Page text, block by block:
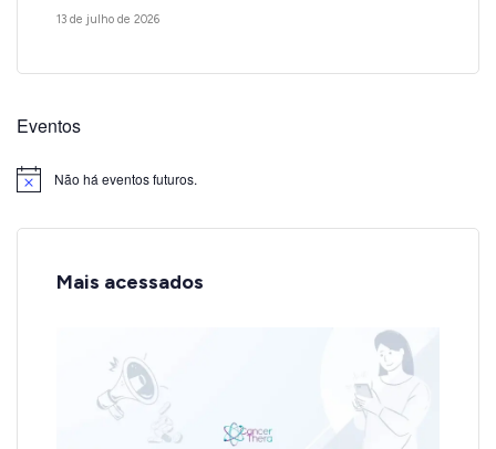
13 de julho de 2026
Eventos
Notice Não há eventos futuros.
Mais acessados